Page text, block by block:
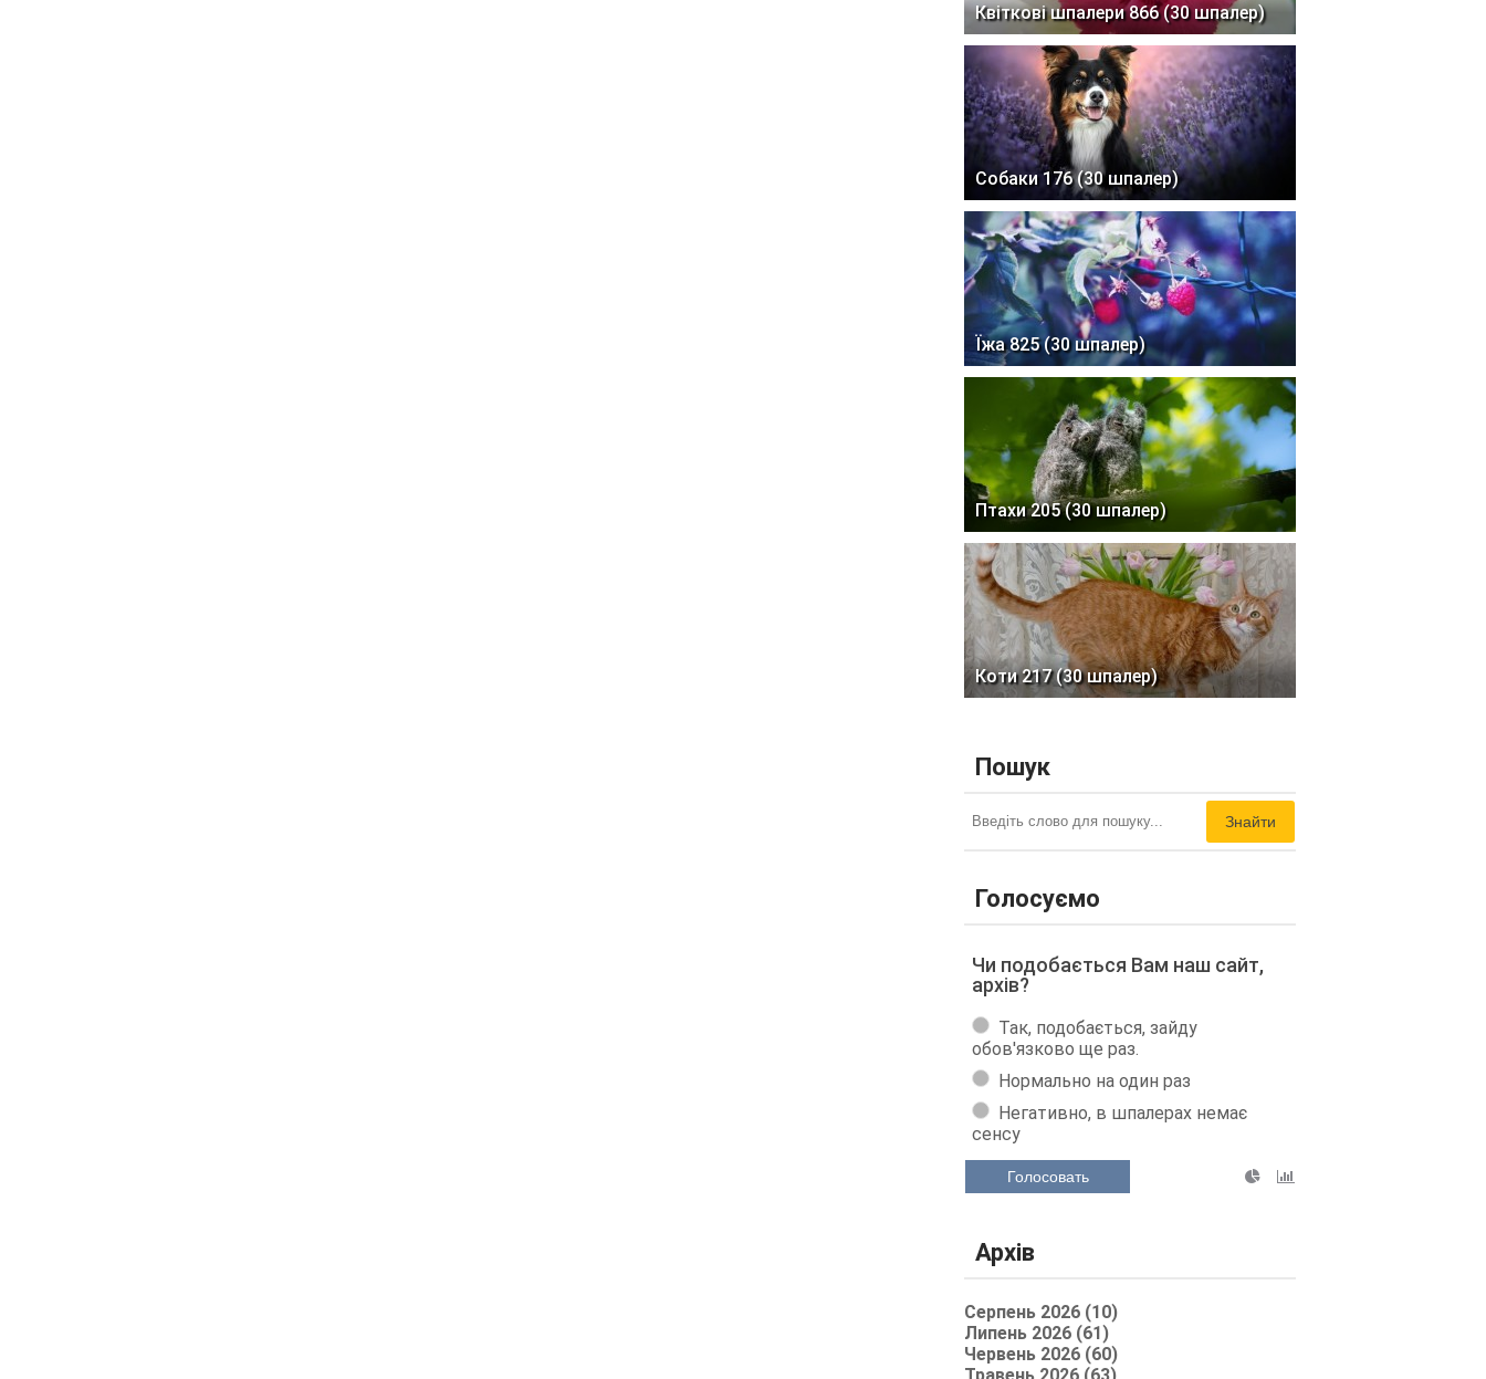
Квіткові шпалери 866 (30 шпалер)
Собаки 176 (30 шпалер)
Їжа 825 (30 шпалер)
Птахи 205 (30 шпалер)
Коти 217 (30 шпалер)
Пошук
Знайти
Голосуємо
Чи подобається Вам наш сайт,
архів?
Так, подобається, зайду
обов'язково ще раз.
Нормально на один раз
Негативно, в шпалерах немає
сенсу
Голосовать
Архів
Серпень 2026 (10)
Липень 2026 (61)
Червень 2026 (60)